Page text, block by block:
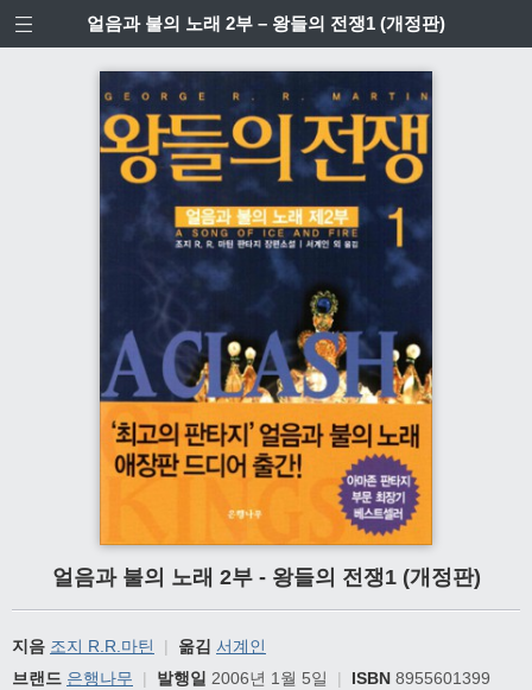
얼음과 불의 노래 2부 – 왕들의 전쟁1 (개정판)
얼음과 불의 노래 2부 - 왕들의 전쟁1 (개정판)
지음 조지 R.R.마틴 | 옮김 서계인
브랜드 은행나무 | 발행일 2006년 1월 5일 | ISBN 8955601399